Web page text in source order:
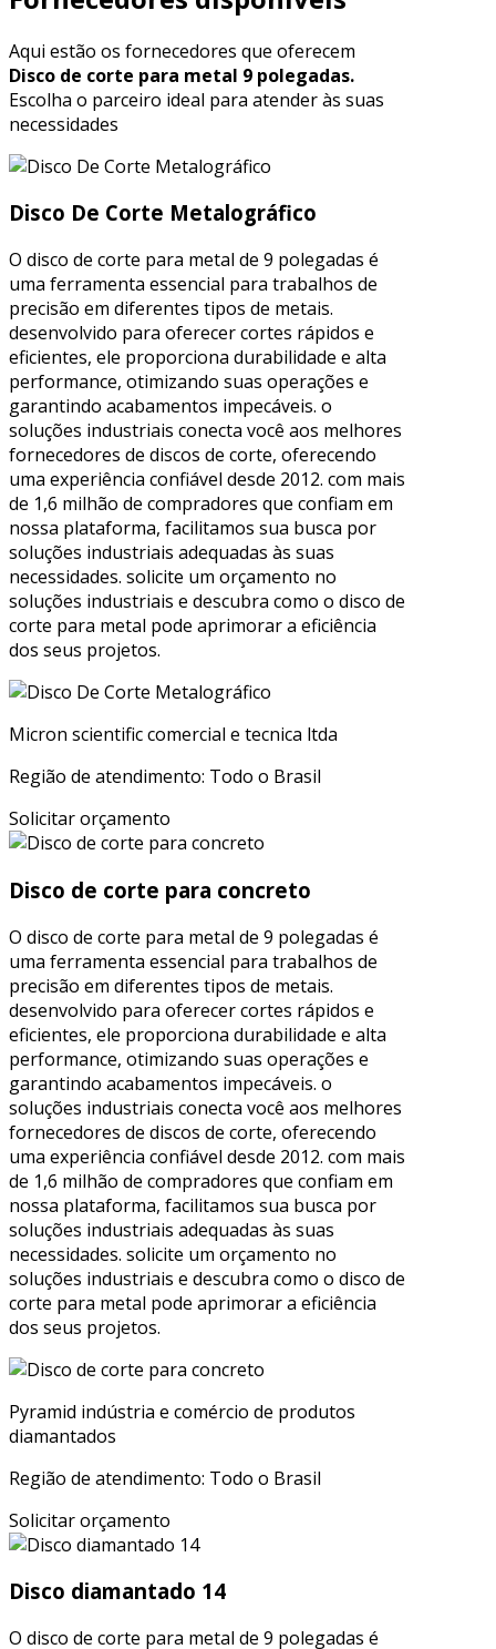
Aqui estão os fornecedores que oferecem
Disco de corte para metal 9 polegadas.
Escolha o parceiro ideal para atender às suas
necessidades
Disco De Corte Metalográfico
O disco de corte para metal de 9 polegadas é
uma ferramenta essencial para trabalhos de
precisão em diferentes tipos de metais.
desenvolvido para oferecer cortes rápidos e
eficientes, ele proporciona durabilidade e alta
performance, otimizando suas operações e
garantindo acabamentos impecáveis. o
soluções industriais conecta você aos melhores
fornecedores de discos de corte, oferecendo
uma experiência confiável desde 2012. com mais
de 1,6 milhão de compradores que confiam em
nossa plataforma, facilitamos sua busca por
soluções industriais adequadas às suas
necessidades. solicite um orçamento no
soluções industriais e descubra como o disco de
corte para metal pode aprimorar a eficiência
dos seus projetos.
Micron scientific comercial e tecnica ltda
Região de atendimento: Todo o Brasil
Solicitar orçamento
Disco de corte para concreto
O disco de corte para metal de 9 polegadas é
uma ferramenta essencial para trabalhos de
precisão em diferentes tipos de metais.
desenvolvido para oferecer cortes rápidos e
eficientes, ele proporciona durabilidade e alta
performance, otimizando suas operações e
garantindo acabamentos impecáveis. o
soluções industriais conecta você aos melhores
fornecedores de discos de corte, oferecendo
uma experiência confiável desde 2012. com mais
de 1,6 milhão de compradores que confiam em
nossa plataforma, facilitamos sua busca por
soluções industriais adequadas às suas
necessidades. solicite um orçamento no
soluções industriais e descubra como o disco de
corte para metal pode aprimorar a eficiência
dos seus projetos.
Pyramid indústria e comércio de produtos
diamantados
Região de atendimento: Todo o Brasil
Solicitar orçamento
Disco diamantado 14
O disco de corte para metal de 9 polegadas é